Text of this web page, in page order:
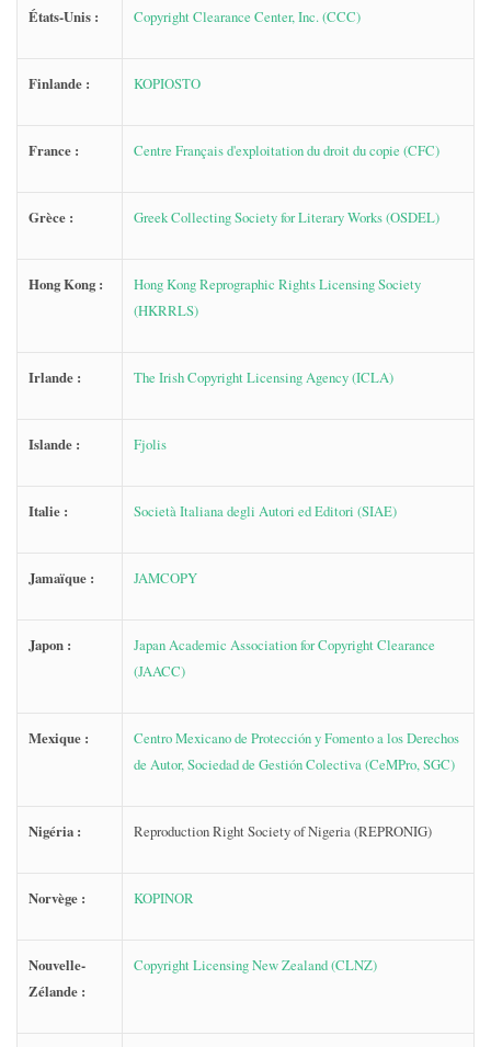
États-Unis : Copyright Clearance Center, Inc. (CCC)
Finlande : KOPIOSTO
France : Centre Français d'exploitation du droit du copie (CFC)
Grèce : Greek Collecting Society for Literary Works (OSDEL)
Hong Kong :
Hong Kong Reprographic Rights Licensing Society
(HKRRLS)
Irlande : The Irish Copyright Licensing Agency (ICLA)
Islande : Fjolis
Italie : Società Italiana degli Autori ed Editori (SIAE)
Jamaïque : JAMCOPY
Japon :
Japan Academic Association for Copyright Clearance
(JAACC)
Mexique :
Centro Mexicano de Protección y Fomento a los Derechos
de Autor, Sociedad de Gestión Colectiva (CeMPro, SGC)
Nigéria : Reproduction Right Society of Nigeria (REPRONIG)
Norvège : KOPINOR
Nouvelle-
Zélande :
Copyright Licensing New Zealand (CLNZ)